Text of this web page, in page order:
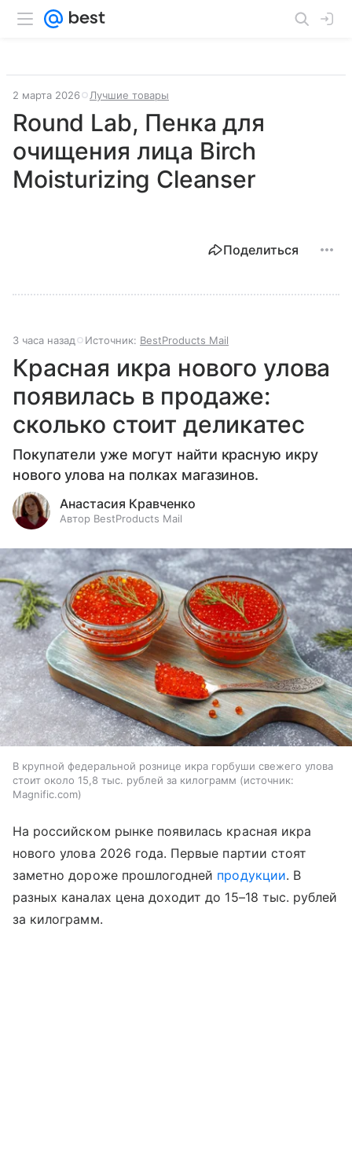
2 марта 2026 Лучшие товары
Round Lab, Пенка для
очищения лица Birch
Moisturizing Cleanser
Поделиться
3 часа назад Источник: BestProducts Mail
Красная икра нового улова
появилась в продаже:
сколько стоит деликатес
Покупатели уже могут найти красную икру
нового улова на полках магазинов.
Анастасия Кравченко
Автор BestProducts Mail
В крупной федеральной рознице икра горбуши свежего улова
стоит около 15,8 тыс. рублей за килограмм
источник:
Magnific.com
На российском рынке появилась красная икра
нового улова 2026 года. Первые партии стоят
заметно дороже прошлогодней продукции. В
разных каналах цена доходит до 15–18 тыс. рублей
за килограмм.